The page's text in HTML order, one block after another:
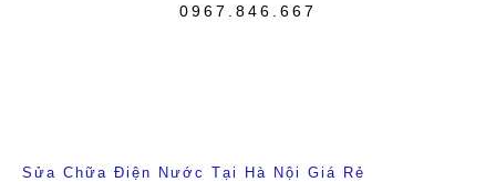
0967.846.667
Sửa Chữa Điện Nước Tại Hà Nội Giá Rẻ